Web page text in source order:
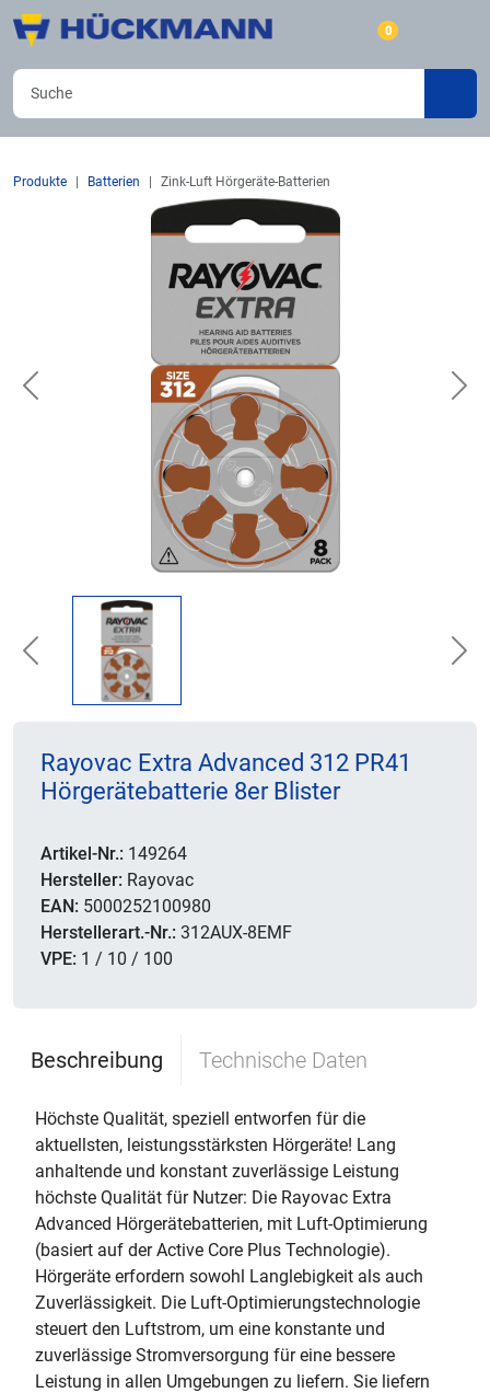
0
Produkte Batterien Zink-Luft Hörgeräte-Batterien
Previous
Previous
Rayovac Extra Advanced 312 PR41
Hörgerätebatterie 8er Blister
Artikel-Nr.: 149264
Hersteller: Rayovac
EAN: 5000252100980
Herstellerart.-Nr.: 312AUX-8EMF
VPE: 1 / 10 / 100
Beschreibung Technische Daten
Höchste Qualität, speziell entworfen für die
aktuellsten, leistungsstärksten Hörgeräte! Lang
anhaltende und konstant zuverlässige Leistung 
höchste Qualität für Nutzer: Die Rayovac Extra
Advanced Hörgerätebatterien, mit Luft-Optimierung
(basiert auf der Active Core Plus Technologie).
Hörgeräte erfordern sowohl Langlebigkeit als auch
Zuverlässigkeit. Die Luft-Optimierungstechnologie
steuert den Luftstrom, um eine konstante und
zuverlässige Stromversorgung für eine bessere
Leistung in allen Umgebungen zu liefern. Sie liefern